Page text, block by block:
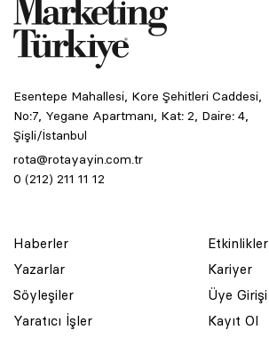
Esentepe Mahallesi, Kore Şehitleri Caddesi,
No:7, Yegane Apartmanı, Kat: 2, Daire: 4,
Şişli/İstanbul
rota@rotayayin.com.tr
0 (212) 211 11 12
Haberler
Yazarlar
Söyleşiler
Yaratıcı İşler
Etkinlikler
Kariyer
Üye Girişi
Kayıt Ol